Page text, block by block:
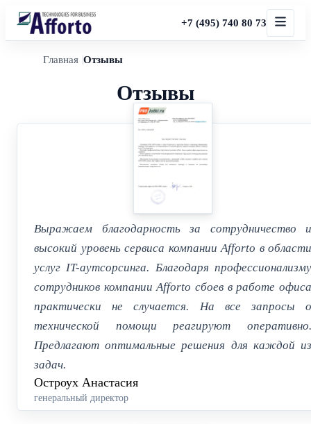
+7 (495) 740 80 73
Главная Отзывы
Отзывы
Выражаем благодарность за сотрудничество и
высокий уровень сервиса компании Afforto в области
услуг IT-аутсорсинга. Благодаря профессионализму
сотрудников компании Afforto сбоев в работе офиса
практически не случается. На все запросы о
технической помощи реагируют оперативно.
Предлагают оптимальные решения для каждой из
задач.
Остроух Анастасия
генеральный директор